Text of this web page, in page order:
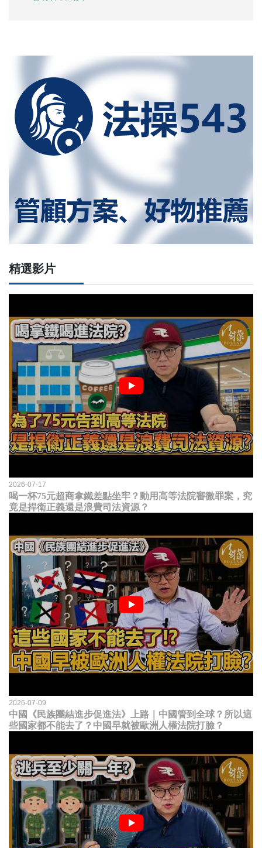
精選影片
2026-07-17
喝一杯75元超商拿鐵差點坐牢？動用高等法院審微罪案，究
竟是捍衛正義還是浪費司法資源？
2026-07-09
中國《民族團結進步促進法》上路｜中國管到全球？所以這
些國家都不能去了？中國早就被歐洲人權法院打臉？